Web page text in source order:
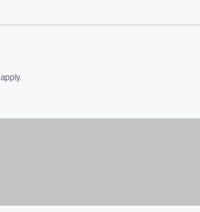
apply.